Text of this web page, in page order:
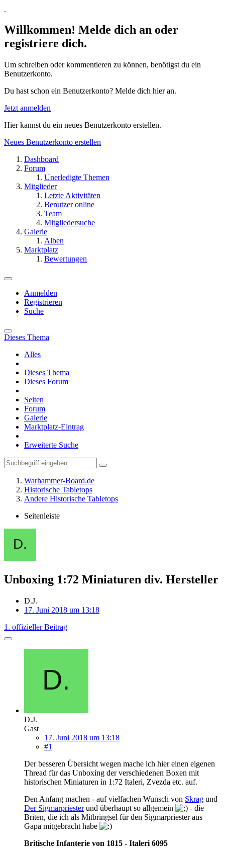
Willkommen! Melde dich an oder
registriere dich.
Um schreiben oder kommentieren zu können, benötigst du ein
Benutzerkonto.
Du hast schon ein Benutzerkonto? Melde dich hier an.
Jetzt anmelden
Hier kannst du ein neues Benutzerkonto erstellen.
Neues Benutzerkonto erstellen
Dashboard
Forum
Unerledigte Themen
Mitglieder
Letzte Aktivitäten
Benutzer online
Team
Mitgliedersuche
Galerie
Alben
Marktplatz
Bewertungen
Anmelden
Registrieren
Suche
Dieses Thema
Alles
Dieses Thema
Dieses Forum
Seiten
Forum
Galerie
Marktplatz-Eintrag
Erweiterte Suche
Warhammer-Board.de
Historische Tabletops
Andere Historische Tabletops
Seitenleiste
Unboxing 1:72 Miniaturen div. Hersteller
D.J.
17. Juni 2018 um 13:18
1. offizieller Beitrag
D.J.
Gast
17. Juni 2018 um 13:18
#1
Der besseren Übersicht wegen mache ich hier einen eigenen
Thread für das Unboxing der verschiedenen Boxen mit
historischen Miniaturen in 1:72 Italeri, Zvezda etc. auf.
Den Anfang machen - auf vielfachen Wunsch von Skrag und
Der Sigmarpriesterund überhaupt so allgemein
- die
Briten, die ich als Mitbringsel für den Sigmarpriester aus
Gapa mitgebracht habe
Britische Infanterie von 1815 - Italeri 6095